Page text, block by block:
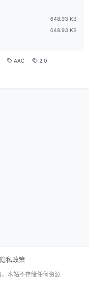
648.93 KB
648.93 KB
AAC 2.0
隐私政策
本站不存储任何资源